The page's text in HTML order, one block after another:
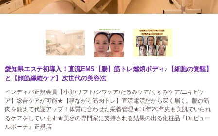
愛知県エステ初導入！直流EMS【腸】筋トレ燃焼ボディ♪【細胞の覚醒】
と【顔筋繊維ケア】次世代の美容法
インディバ正規会員【小顔/リフト/シワケア/たるみケア/くすみケア/ニキビケ
ア】総合ケアが可能★【寝ながら筋肉トレ】直流電流だから深く届く。腸の筋
肉を鍛えて代謝アップ！体質に合わせた栄養管理★10年20年先も美肌でいられ
るケアをしています★美容の専門家に支持される結果の出る化粧品『Dr.ピュー
ルボーテ』正規店